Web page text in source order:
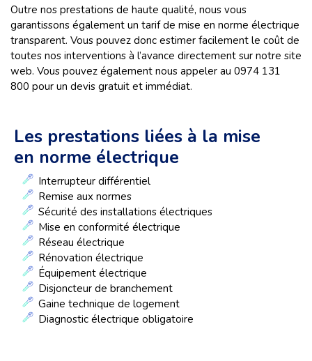
Outre nos prestations de haute qualité, nous vous
garantissons également un tarif de mise en norme électrique
transparent. Vous pouvez donc estimer facilement le coût de
toutes nos interventions à l’avance directement sur notre site
web. Vous pouvez également nous appeler au 0974 131
800 pour un devis gratuit et immédiat.
Les prestations liées à la mise
en norme électrique
Interrupteur différentiel
Remise aux normes
Sécurité des installations électriques
Mise en conformité électrique
Réseau électrique
Rénovation électrique
Équipement électrique
Disjoncteur de branchement
Gaine technique de logement
Diagnostic électrique obligatoire